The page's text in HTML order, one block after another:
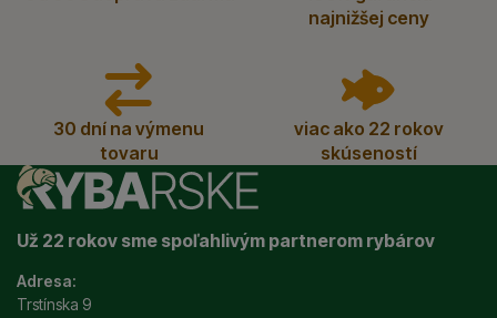
najnižšej ceny
30 dní na výmenu
tovaru
viac ako 22 rokov
skúseností
Už 22 rokov sme spoľahlivým partnerom rybárov
Adresa:
Trstínska 9